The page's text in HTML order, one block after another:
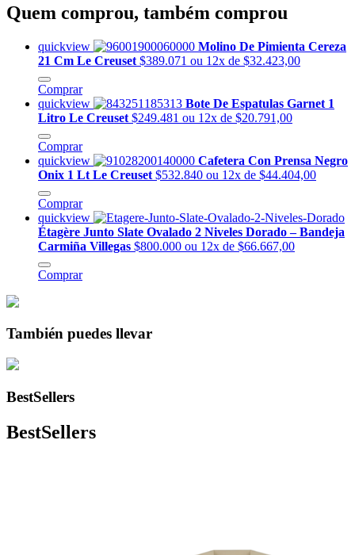
Quem comprou, também comprou
quickview
Molino De Pimienta Cereza
21 Cm Le Creuset $389.071 ou 12x de $32.423,00
Comprar
quickview
Bote De Espatulas Garnet 1
Litro Le Creuset $249.481 ou 12x de $20.791,00
Comprar
quickview
Cafetera Con Prensa Negro
Onix 1 Lt Le Creuset $532.840 ou 12x de $44.404,00
Comprar
quickview
Étagère Junto Slate Ovalado 2 Niveles Dorado – Bandeja
Carmiña Villegas $800.000 ou 12x de $66.667,00
Comprar
También puedes llevar
BestSellers
BestSellers